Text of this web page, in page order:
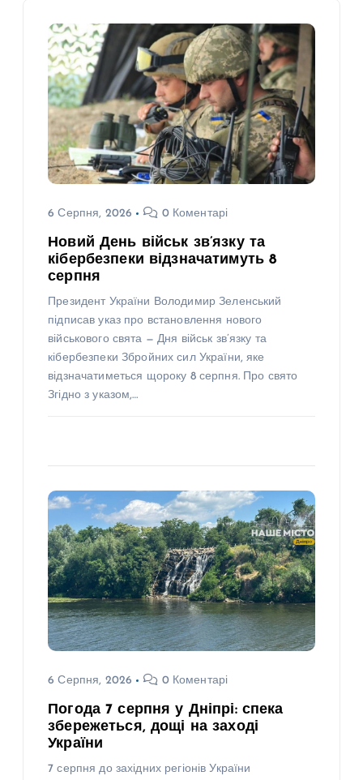
6 Серпня, 2026 0 Коментарі
Новий День військ зв’язку та
кібербезпеки відзначатимуть 8
серпня
Президент України Володимир Зеленський
підписав указ про встановлення нового
військового свята — Дня військ зв’язку та
кібербезпеки Збройних сил України, яке
відзначатиметься щороку 8 серпня. Про свято
Згідно з указом,…
6 Серпня, 2026 0 Коментарі
Погода 7 серпня у Дніпрі: спека
збережеться, дощі на заході
України
7 серпня до західних регіонів України